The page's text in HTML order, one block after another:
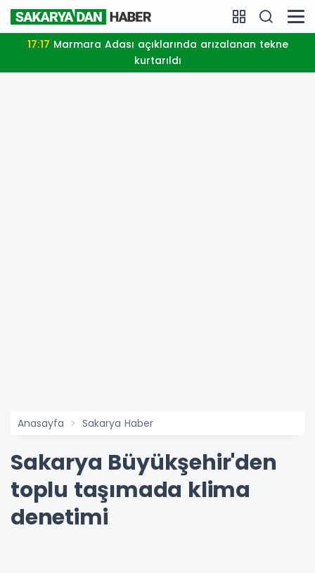
17:17
kurtarıldı
Anasayfa Sakarya Haber
Sakarya Büyükşehir'den
toplu taşımada klima
denetimi